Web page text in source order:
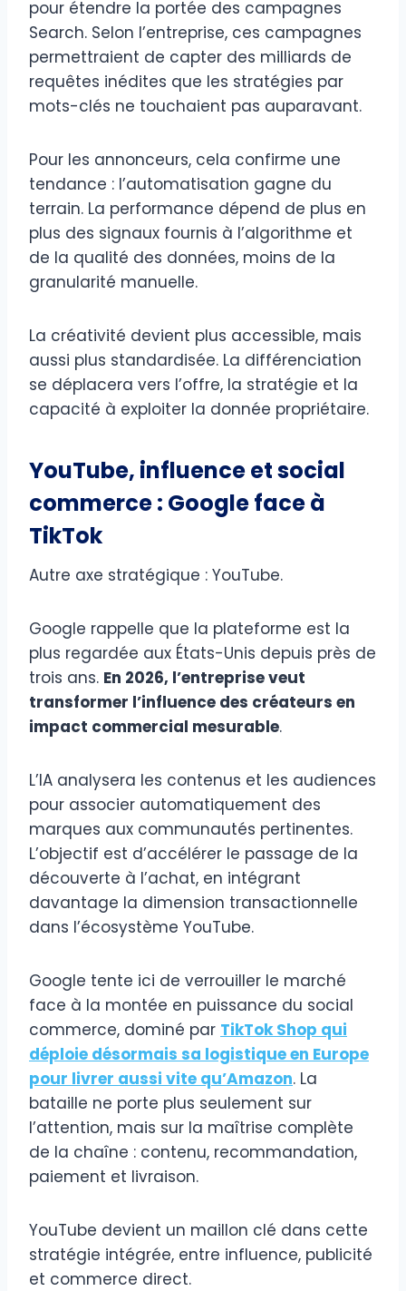
pour étendre la portée des campagnes
Search. Selon l’entreprise, ces campagnes
permettraient de capter des milliards de
requêtes inédites que les stratégies par
mots-clés ne touchaient pas auparavant.
Pour les annonceurs, cela confirme une
tendance : l’automatisation gagne du
terrain. La performance dépend de plus en
plus des signaux fournis à l’algorithme et
de la qualité des données, moins de la
granularité manuelle.
La créativité devient plus accessible, mais
aussi plus standardisée. La différenciation
se déplacera vers l’offre, la stratégie et la
capacité à exploiter la donnée propriétaire.
YouTube, influence et social
commerce : Google face à
TikTok
Autre axe stratégique : YouTube.
Google rappelle que la plateforme est la
plus regardée aux États-Unis depuis près de
trois ans. En 2026, l’entreprise veut
transformer l’influence des créateurs en
impact commercial mesurable.
L’IA analysera les contenus et les audiences
pour associer automatiquement des
marques aux communautés pertinentes.
L’objectif est d’accélérer le passage de la
découverte à l’achat, en intégrant
davantage la dimension transactionnelle
dans l’écosystème YouTube.
Google tente ici de verrouiller le marché
face à la montée en puissance du social
commerce, dominé par TikTok Shop qui
déploie désormais sa logistique en Europe
pour livrer aussi vite qu’Amazon. La
bataille ne porte plus seulement sur
l’attention, mais sur la maîtrise complète
de la chaîne : contenu, recommandation,
paiement et livraison.
YouTube devient un maillon clé dans cette
stratégie intégrée, entre influence, publicité
et commerce direct.